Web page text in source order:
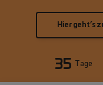
Hier geht’s
35 Tage